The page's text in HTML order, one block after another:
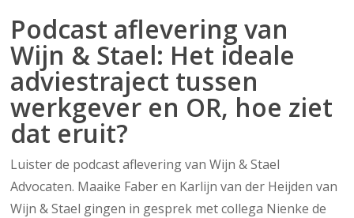
Podcast aflevering van
Wijn & Stael: Het ideale
adviestraject tussen
werkgever en OR, hoe ziet
dat eruit?
Luister de podcast aflevering van Wijn & Stael
Advocaten. Maaike Faber en Karlijn van der Heijden van
Wijn & Stael gingen in gesprek met collega Nienke de